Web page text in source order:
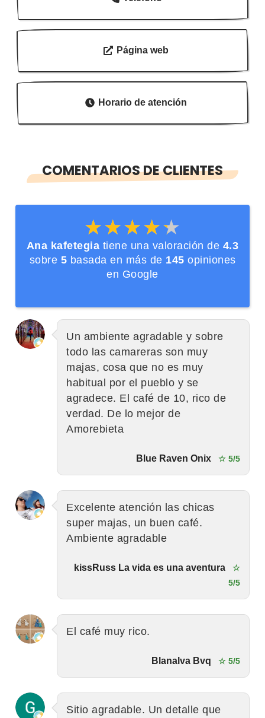
Página web
Horario de atención
COMENTARIOS DE CLIENTES
★★★★★
★★★★★
Ana kafetegia tiene una valoración de 4.3
sobre 5 basada en más de 145 opiniones
en Google
Un ambiente agradable y sobre
todo las camareras son muy
majas, cosa que no es muy
habitual por el pueblo y se
agradece. El café de 10, rico de
verdad. De lo mejor de
Amorebieta
Blue Raven Onix ☆ 5/5
Excelente atención las chicas
super majas, un buen café.
Ambiente agradable
kissRuss La vida es una aventura
☆
5/5
El café muy rico.
Blanalva Bvq ☆ 5/5
Sitio agradable. Un detalle que